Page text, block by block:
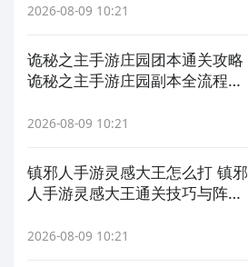
2026-08-09 10:21
诡秘之主手游庄园团本通关攻略
诡秘之主手游庄园副本全流程打
2026-08-09 10:21
镇邪人手游灵感大王怎么打 镇邪
人手游灵感大王通关技巧与阵容
2026-08-09 10:21